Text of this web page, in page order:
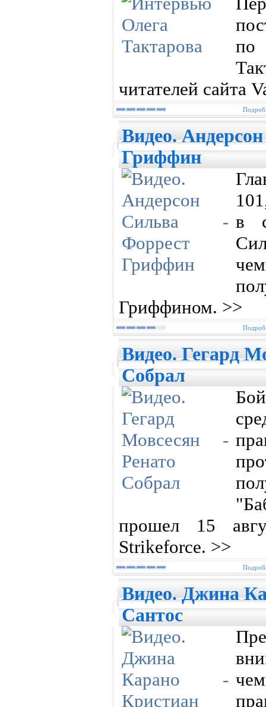
по
читателей сайта
Видео.
Гриффин
в
Гриффином. >>
Видео. Гегард
Собрал
прошел 15
Strikeforce. >>
Видео. Джина
Сантос